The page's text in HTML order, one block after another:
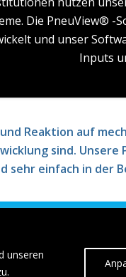
unseren
Die PneuView® -
und unser
Inputs
Reaktion auf
sind.
sehr einfach in der